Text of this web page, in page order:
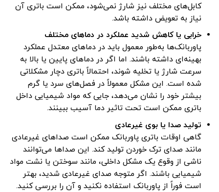
کابل‌های مختلف نیز شارژ نمی‌شود، ممکن است باتری آن
نیاز به تعویض داشته باشد.
خرابی یا کاهش شدید عملکرد در دماهای مختلف
پاوربانک‌ها به‌طور معمول باید در دماهای معتدل عملکرد
بهینه‌ای داشته باشند. اما اگر در دماهای پایین یا بالا به
سرعت شارژ یا تخلیه شوند، احتمالاً باتری دچار مشکلاتی
شده است. این مشکل معمولاً در فصل‌های سرد یا گرم
بیشتر خود را نشان می‌دهد، جایی که مواد شیمیایی داخل
باتری ممکن است تحت تاثیر دما آسیب ببینند.
تولید صدا یا بوی غیرعادی
گاهی اوقات باتری پاوربانک ممکن است صداهای غیرعادی
مانند صدای ترک خوردن تولید کند. این صداها می‌توانند
ناشی از وقوع یک مشکل داخلی، مانند سوختن یا نشت مواد
شیمیایی باشند. اگر متوجه صدای غیرعادی شدید، بهتر
است فوراً از پاوربانک استفاده نکنید و آن را بررسی کنید.